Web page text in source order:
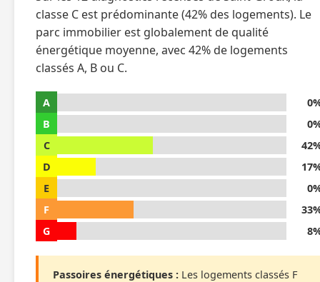
classe C est prédominante (42% des logements). Le
parc immobilier est globalement de qualité
énergétique moyenne, avec 42% de logements
classés A, B ou C.
A
B
C
D
E
F
G
Passoires énergétiques : Les logements classés F